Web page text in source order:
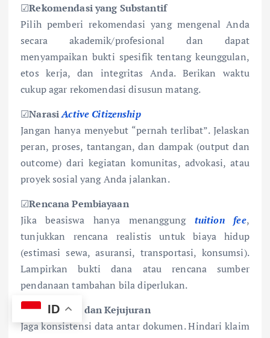
☑Rekomendasi yang Substantif
Pilih pemberi rekomendasi yang mengenal Anda
secara akademik/profesional dan dapat
menyampaikan bukti spesifik tentang keunggulan,
etos kerja, dan integritas Anda. Berikan waktu
cukup agar rekomendasi disusun matang.
☑NarasiActive Citizenship
Jangan hanya menyebut “pernah terlibat”. Jelaskan
peran, proses, tantangan, dan dampak (output dan
outcome) dari kegiatan komunitas, advokasi, atau
proyek sosial yang Anda jalankan.
☑Rencana Pembiayaan
Jika beasiswa hanya menanggung tuition fee,
tunjukkan rencana realistis untuk biaya hidup
(estimasi sewa, asuransi, transportasi, konsumsi).
Lampirkan bukti dana atau rencana sumber
pendanaan tambahan bila diperlukan.
☑Konsistensi dan Kejujuran
Jaga konsistensi data antar dokumen. Hindari klaim
ID